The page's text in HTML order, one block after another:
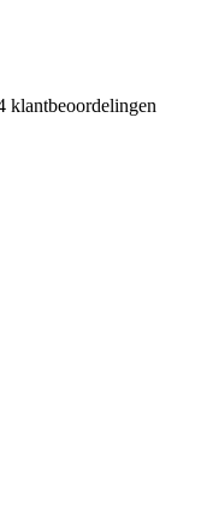
klantbeoordelingen